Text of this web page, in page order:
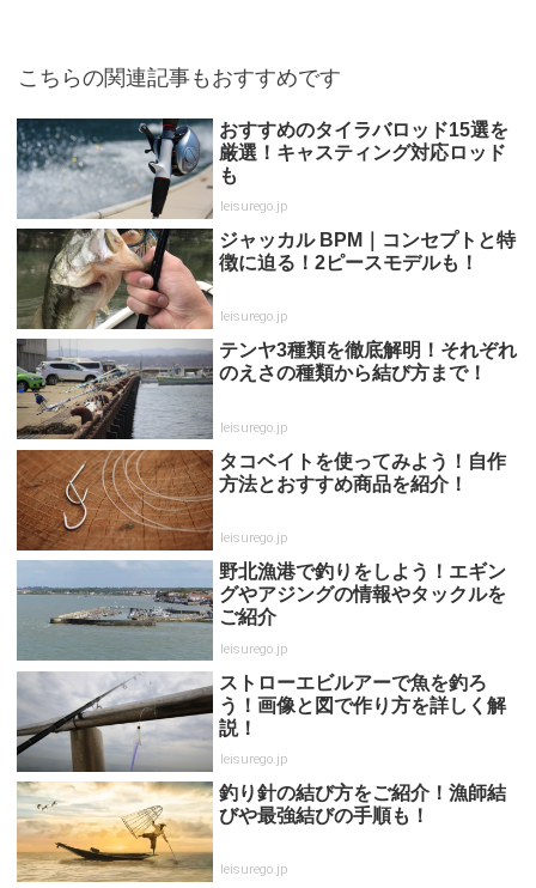
こちらの関連記事もおすすめです
おすすめのタイラバロッド15選を
厳選！キャスティング対応ロッド
も
leisurego.jp
ジャッカル BPM｜コンセプトと特
徴に迫る！2ピースモデルも！
leisurego.jp
テンヤ3種類を徹底解明！それぞれ
のえさの種類から結び方まで！
leisurego.jp
タコベイトを使ってみよう！自作
方法とおすすめ商品を紹介！
leisurego.jp
野北漁港で釣りをしよう！エギン
グやアジングの情報やタックルを
ご紹介
leisurego.jp
ストローエビルアーで魚を釣ろ
う！画像と図で作り方を詳しく解
説！
leisurego.jp
釣り針の結び方をご紹介！漁師結
びや最強結びの手順も！
leisurego.jp